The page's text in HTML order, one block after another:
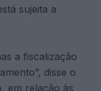
sujeita a
a fiscalização
disse o
em relação às